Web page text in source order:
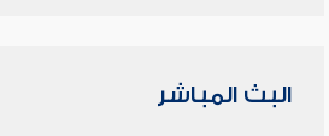
البث المباشر